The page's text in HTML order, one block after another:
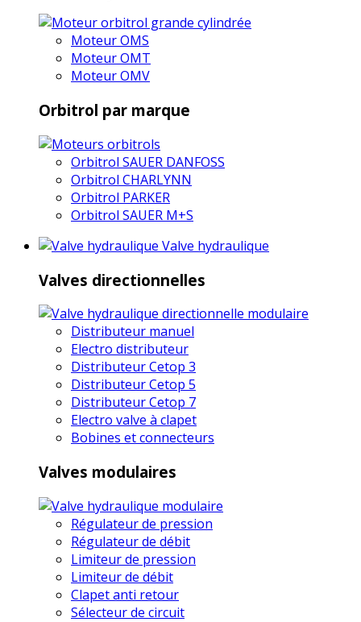
Moteur OMS
Moteur OMT
Moteur OMV
Orbitrol par marque
Orbitrol SAUER DANFOSS
Orbitrol CHARLYNN
Orbitrol PARKER
Orbitrol SAUER M+S
Valve hydraulique
Valves directionnelles
Distributeur manuel
Electro distributeur
Distributeur Cetop 3
Distributeur Cetop 5
Distributeur Cetop 7
Electro valve à clapet
Bobines et connecteurs
Valves modulaires
Régulateur de pression
Régulateur de débit
Limiteur de pression
Limiteur de débit
Clapet anti retour
Sélecteur de circuit